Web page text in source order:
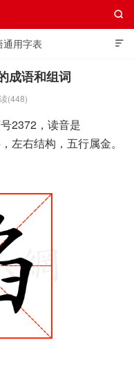

通用字表
极简英语词典

成语和组词
(448)
2372，读音是
左右结构，五行属金。